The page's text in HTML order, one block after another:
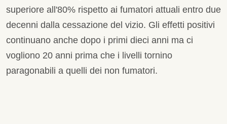
superiore all'80% rispetto ai fumatori attuali entro due
decenni dalla cessazione del vizio. Gli effetti positivi
continuano anche dopo i primi dieci anni ma ci
vogliono 20 anni prima che i livelli tornino
paragonabili a quelli dei non fumatori.